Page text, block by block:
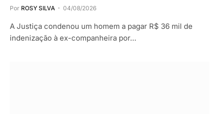
Por ROSY SILVA 04/08/2026
A Justiça condenou um homem a pagar R$ 36 mil de
indenização à ex-companheira por…